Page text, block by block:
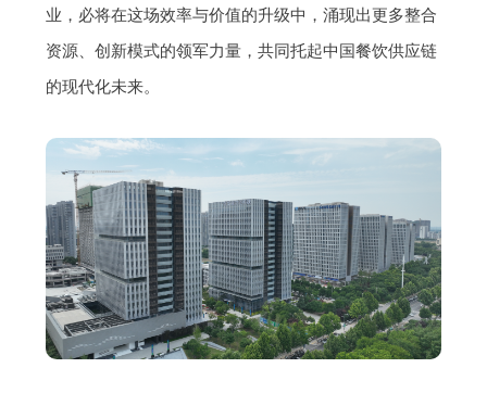
业，必将在这场效率与价值的升级中，涌现出更多整合
资源、创新模式的领军力量，共同托起中国餐饮供应链
的现代化未来。